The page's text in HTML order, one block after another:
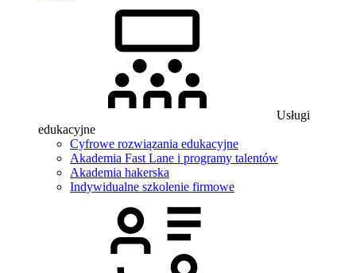
Usługi
edukacyjne
Cyfrowe rozwiązania edukacyjne
Akademia Fast Lane i programy talentów
Akademia hakerska
Indywidualne szkolenie firmowe